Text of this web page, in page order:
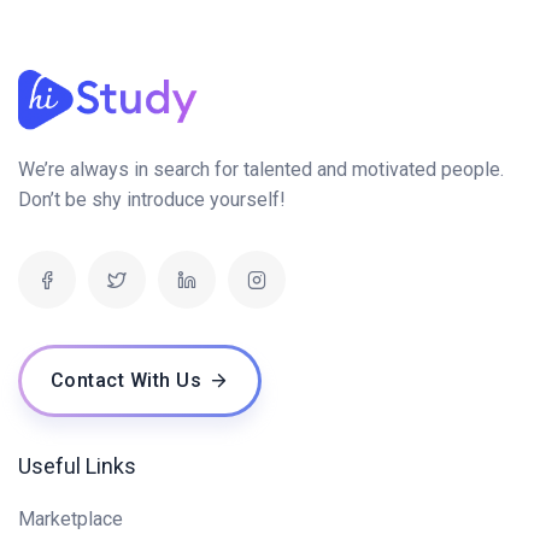
We’re always in search for talented and motivated people.
Don’t be shy introduce yourself!
Contact With Us
Useful Links
Marketplace